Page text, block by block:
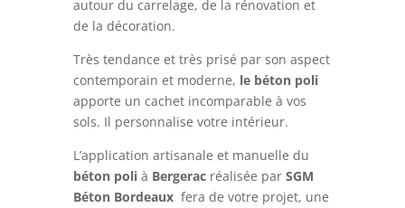
autour du carrelage, de la rénovation et
de la décoration.
Très tendance et très prisé par son aspect
contemporain et moderne, le béton poli
apporte un cachet incomparable à vos
sols. Il personnalise votre intérieur.
L’application artisanale et manuelle du
béton polià Bergeracréalisée par SGM
Béton Bordeauxfera de votre projet, une